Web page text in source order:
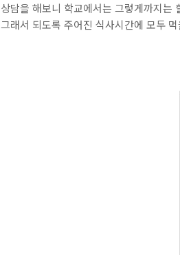
상담을 해보니 학교에서는 그렇게까지는
그래서 되도록 주어진 식사시간에 모두